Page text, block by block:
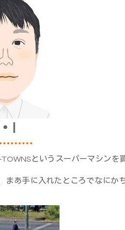
I
というスーパーマシンを
まあ手に入れたところでなにか